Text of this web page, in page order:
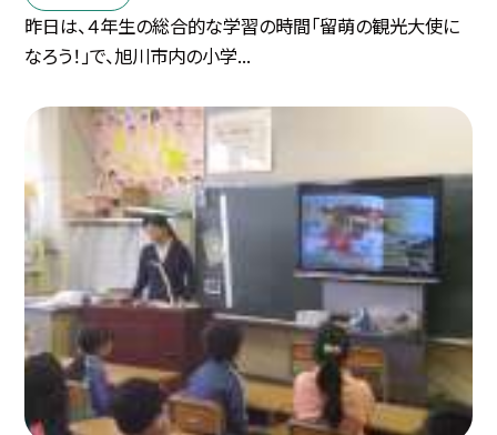
昨日は、４年生の総合的な学習の時間「留萌の観光大使に
なろう！」で、旭川市内の小学...